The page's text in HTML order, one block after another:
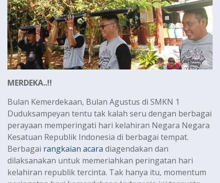
MERDEKA..!!
Bulan Kemerdekaan, Bulan Agustus di SMKN 1
Duduksampeyan tentu tak kalah seru dengan berbagai
perayaan memperingati hari kelahiran Negara Negara
Kesatuan Republik Indonesia di berbagai tempat.
Berbagai rangkaian acara diagendakan dan
dilaksanakan untuk memeriahkan peringatan hari
kelahiran republik tercinta. Tak hanya itu, momentum